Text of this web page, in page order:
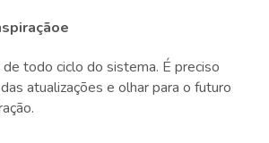
todo ciclo do sistema. É preciso
atualizações e olhar para o futuro